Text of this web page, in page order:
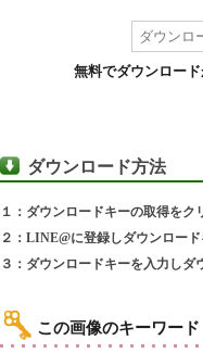
無料でダウンロード
ダウンロード方法
１：ダウンロードキーの取得をク
２：LINE@に登録しダウンロー
３：ダウンロードキーを入力しダ
この画像のキーワード